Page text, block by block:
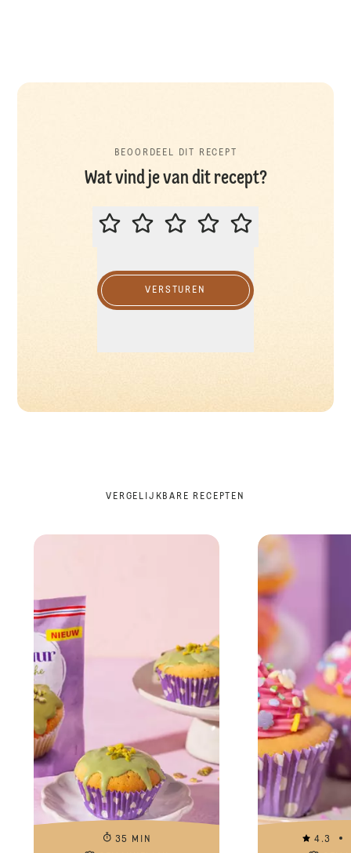
BEOORDEEL DIT RECEPT
Wat vind je van dit recept?
BEOORDEEL DIT RECEPT
VERSTUREN
VERGELIJKBARE RECEPTEN
35 MIN
4.3